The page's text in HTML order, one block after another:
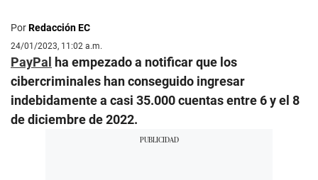
PorRedacción EC
24/01/2023, 11:02 a.m.
PayPal
ha empezado a notificar que los
cibercriminales han conseguido ingresar
indebidamente a casi 35.000 cuentas entre 6 y el 8
de diciembre de 2022.